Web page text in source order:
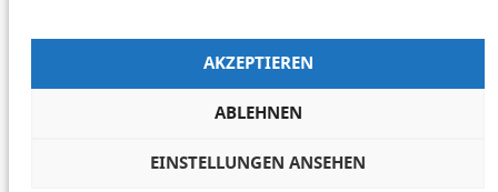
AKZEPTIEREN
ABLEHNEN
EINSTELLUNGEN ANSEHEN